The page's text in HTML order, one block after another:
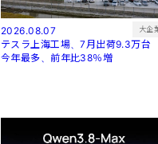
2026.08.07 大企
テスラ上海工場、7月出荷9.3万
今年最多、前年比38％増